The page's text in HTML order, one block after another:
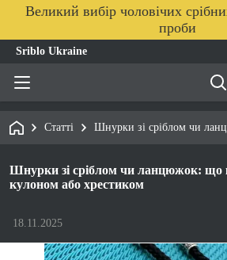
Великий вибір чоловічих
проби
Sriblo Ukraine
Статті Шнурки зі сріблом чи
Шнурки зі сріблом чи ланцюжок: що
кулоном або хрестиком
18.11.2025